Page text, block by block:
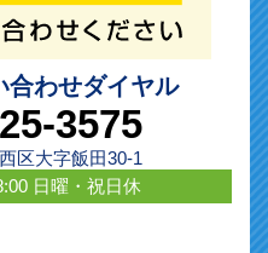
合わせダイヤル
3575
区大字飯田30-1
日曜・祝日休